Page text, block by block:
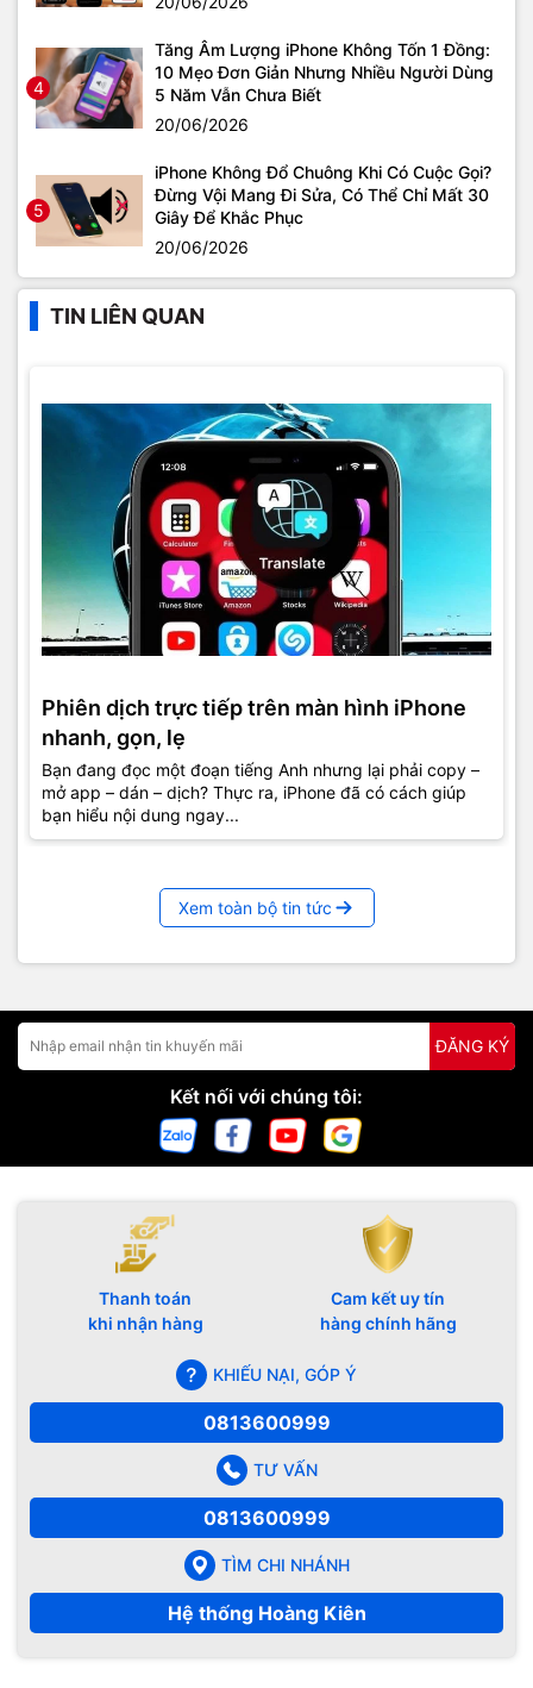
4
Tăng Âm Lượng iPhone Không Tốn 1 Đồng:
10 Mẹo Đơn Giản Nhưng Nhiều Người Dùng
5 Năm Vẫn Chưa Biết
20/06/2026
5
iPhone Không Đổ Chuông Khi Có Cuộc Gọi?
Đừng Vội Mang Đi Sửa, Có Thể Chỉ Mất 30
Giây Để Khắc Phục
20/06/2026
TIN LIÊN QUAN
Phiên dịch trực tiếp trên màn hình iPhone
nhanh, gọn, lẹ
Bạn đang đọc một đoạn tiếng Anh nhưng lại phải copy –
mở app – dán – dịch? Thực ra, iPhone đã có cách giúp
bạn hiểu nội dung ngay...
Xem toàn bộ tin tức
ĐĂNG KÝ
Kết nối với chúng tôi:
Thanh toán
khi nhận hàng
Cam kết uy tín
hàng chính hãng
KHIẾU NẠI, GÓP Ý
0813600999
TƯ VẤN
0813600999
TÌM CHI NHÁNH
Hệ thống Hoàng Kiên